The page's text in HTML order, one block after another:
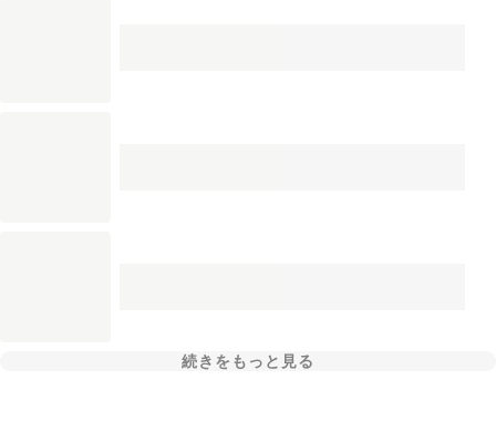
続きをもっと見る